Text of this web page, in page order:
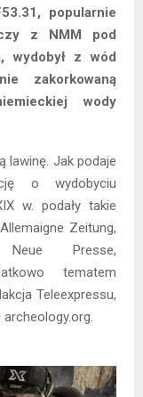
popularnie
z NMM pod
wydobył z wód
zakorkowaną
wody
lawinę. Jak podaje
o wydobyciu
w. podały takie
Zeitung,
Presse,
tematem
Teleexpressu,